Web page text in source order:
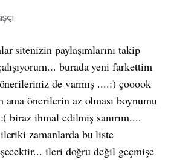
sitenizin paylaşımlarını takip
burada yeni farkettim
de varmış ....:) çooook
ama önerilerin az olması boynumu
biraz ihmal edilmiş sanırım....
zamanlarda bu liste
ileri doğru değil geçmişe